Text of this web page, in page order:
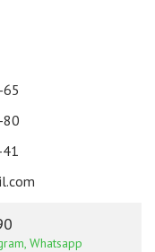
80
Whatsapp